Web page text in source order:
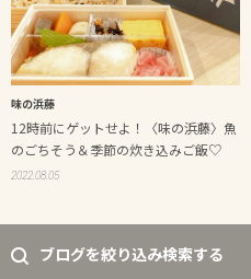
味の浜藤
12時前にゲットせよ！〈味の浜藤〉魚
のごちそう＆季節の炊き込みご飯♡
2022.08.05
ブログを絞り込み検索する